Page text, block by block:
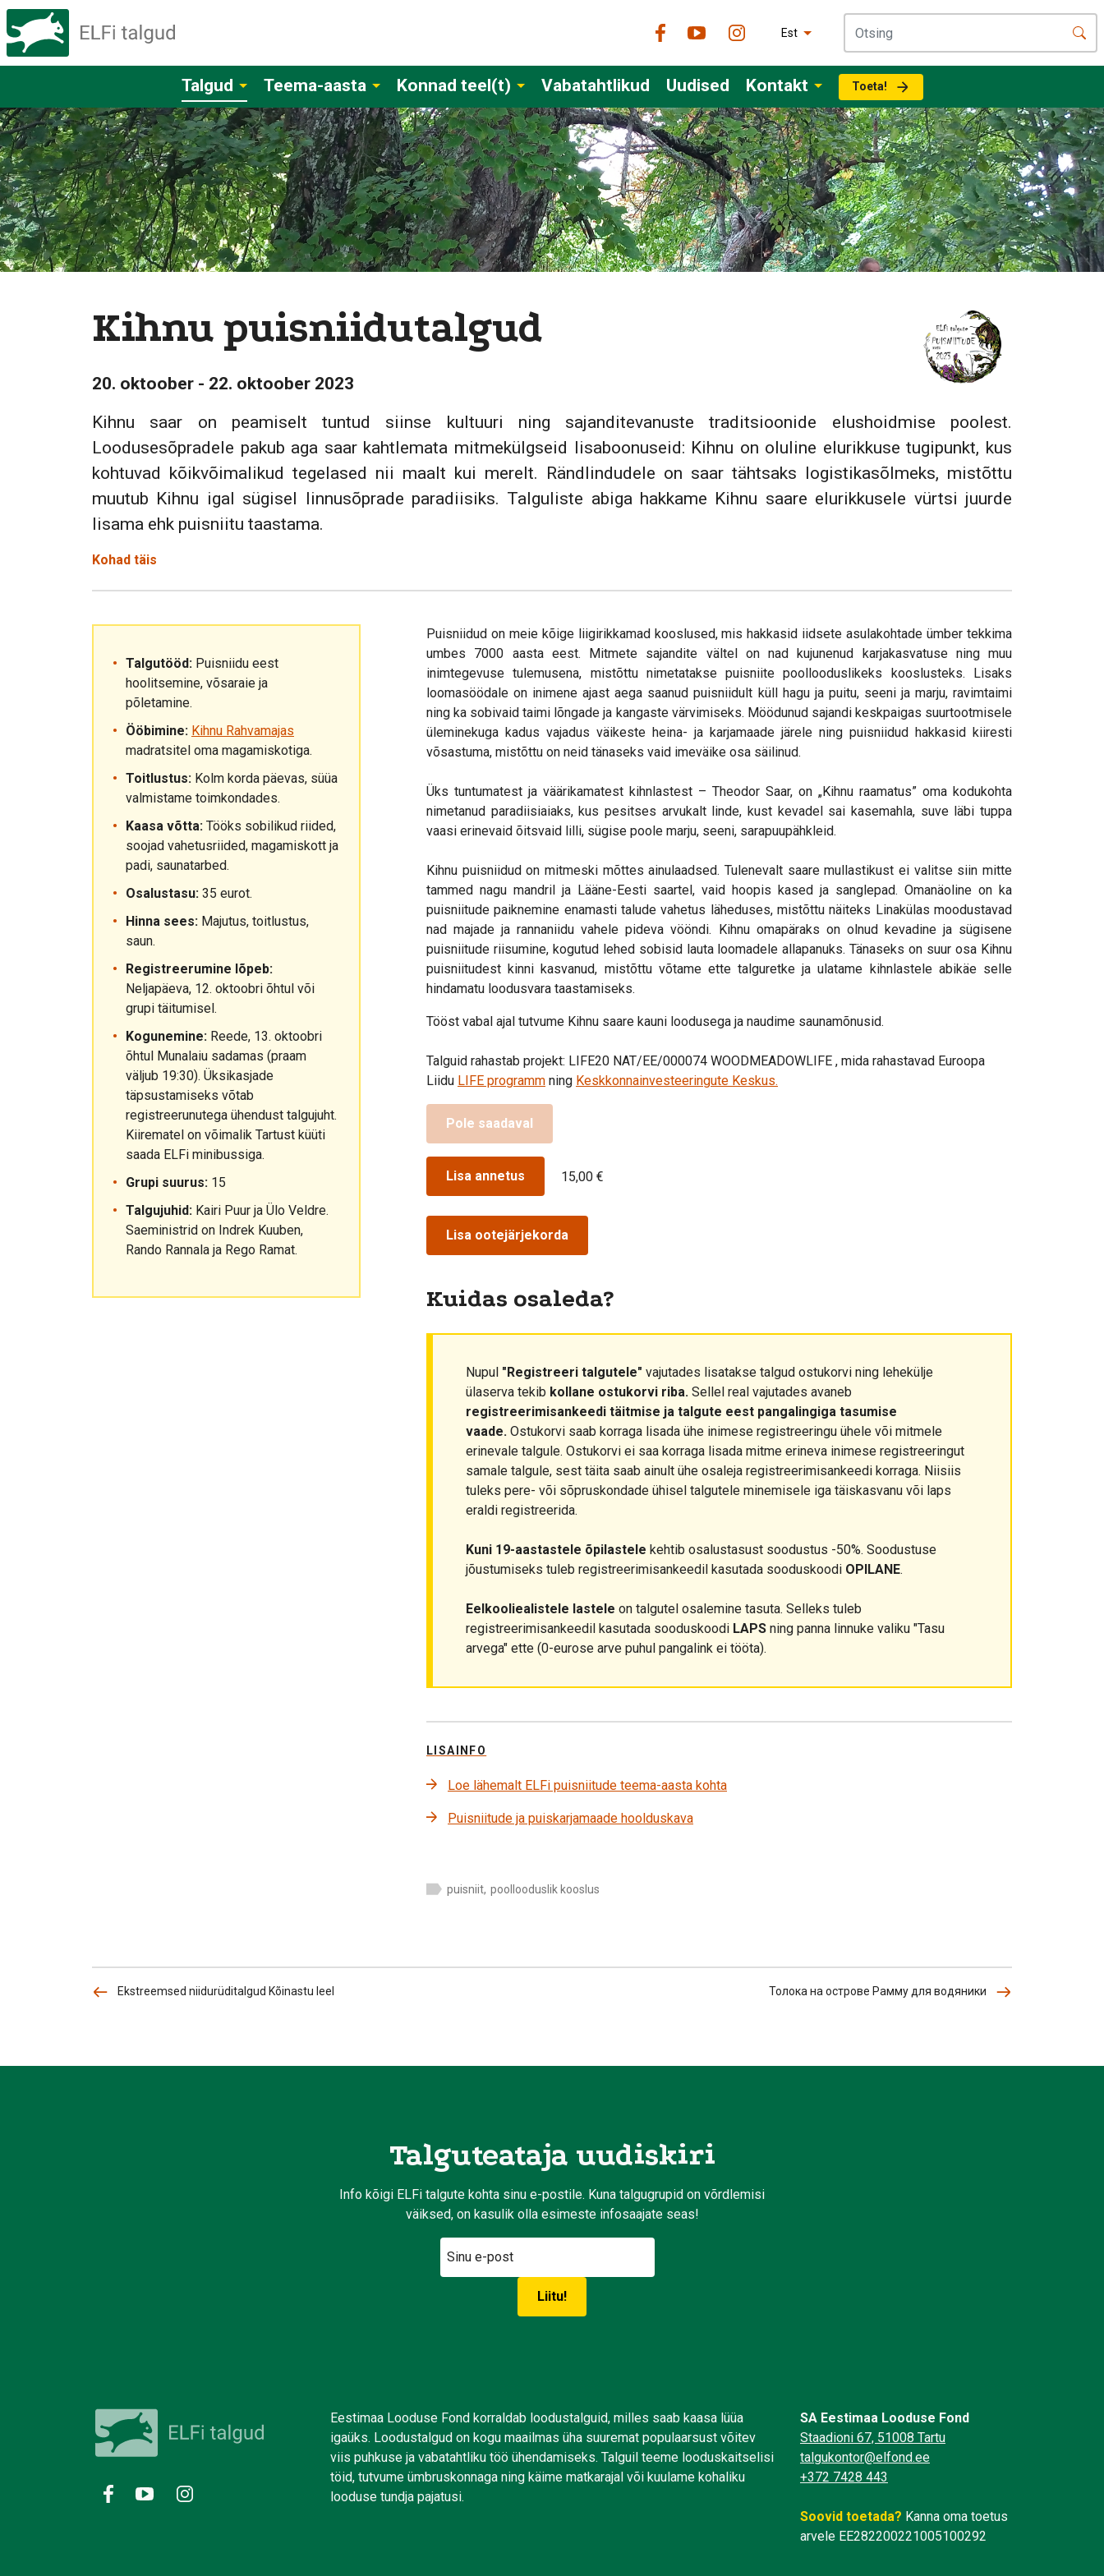
Est
Talgud Teema-aasta Konnad teel(t) Vabatahtlikud Uudised Kontakt Toeta!
Kihnu puisniidutalgud
20. oktoober - 22. oktoober 2023
Kihnu saar on peamiselt tuntud siinse kultuuri ning sajanditevanuste traditsioonide elushoidmise poolest.
Loodusesõpradele pakub aga saar kahtlemata mitmekülgseid lisaboonuseid: Kihnu on oluline elurikkuse tugipunkt, kus
kohtuvad kõikvõimalikud tegelased nii maalt kui merelt. Rändlindudele on saar tähtsaks logistikasõlmeks, mistõttu
muutub Kihnu igal sügisel linnusõprade paradiisiks. Talguliste abiga hakkame Kihnu saare elurikkusele vürtsi juurde
lisama ehk puisniitu taastama.
Kohad täis
Talgutööd: Puisniidu eest
hoolitsemine, võsaraie ja
põletamine.
Ööbimine: Kihnu Rahvamajas
madratsitel oma magamiskotiga.
Toitlustus: Kolm korda päevas, süüa
valmistame toimkondades.
Kaasa võtta: Tööks sobilikud riided,
soojad vahetusriided, magamiskott ja
padi, saunatarbed.
Osalustasu: 35 eurot.
Hinna sees: Majutus, toitlustus,
saun.
Registreerumine lõpeb:
Neljapäeva, 12. oktoobri õhtul või
grupi täitumisel.
Kogunemine: Reede, 13. oktoobri
õhtul Munalaiu sadamas (praam
väljub 19:30). Üksikasjade
täpsustamiseks võtab
registreerunutega ühendust talgujuht.
Kiirematel on võimalik Tartust küüti
saada ELFi minibussiga.
Grupi suurus: 15
Talgujuhid: Kairi Puur ja Ülo Veldre.
Saeministrid on Indrek Kuuben,
Rando Rannala ja Rego Ramat.
Puisniidud on meie kõige liigirikkamad kooslused, mis hakkasid iidsete asulakohtade ümber tekkima
umbes 7000 aasta eest. Mitmete sajandite vältel on nad kujunenud karjakasvatuse ning muu
inimtegevuse tulemusena, mistõttu nimetatakse puisniite poollooduslikeks kooslusteks. Lisaks
loomasöödale on inimene ajast aega saanud puisniidult küll hagu ja puitu, seeni ja marju, ravimtaimi
ning ka sobivaid taimi lõngade ja kangaste värvimiseks. Möödunud sajandi keskpaigas suurtootmisele
üleminekuga kadus vajadus väikeste heina- ja karjamaade järele ning puisniidud hakkasid kiiresti
võsastuma, mistõttu on neid tänaseks vaid imeväike osa säilinud.
Üks tuntumatest ja väärikamatest kihnlastest – Theodor Saar, on „Kihnu raamatus” oma kodukohta
nimetanud paradiisiaiaks, kus pesitses arvukalt linde, kust kevadel sai kasemahla, suve läbi tuppa
vaasi erinevaid õitsvaid lilli, sügise poole marju, seeni, sarapuupähkleid.
Kihnu puisniidud on mitmeski mõttes ainulaadsed. Tulenevalt saare mullastikust ei valitse siin mitte
tammed nagu mandril ja Lääne-Eesti saartel, vaid hoopis kased ja sanglepad. Omanäoline on ka
puisniitude paiknemine enamasti talude vahetus läheduses, mistõttu näiteks Linakülas moodustavad
nad majade ja rannaniidu vahele pideva vööndi. Kihnu omapäraks on olnud kevadine ja sügisene
puisniitude riisumine, kogutud lehed sobisid lauta loomadele allapanuks. Tänaseks on suur osa Kihnu
puisniitudest kinni kasvanud, mistõttu võtame ette talguretke ja ulatame kihnlastele abikäe selle
hindamatu loodusvara taastamiseks.
Tööst vabal ajal tutvume Kihnu saare kauni loodusega ja naudime saunamõnusid.
Talguid rahastab projekt: LIFE20 NAT/EE/000074 WOODMEADOWLIFE , mida rahastavad Euroopa
Liidu LIFE programm ning Keskkonnainvesteeringute Keskus.
Pole saadaval
Lisa annetus 15,00 €
Lisa ootejärjekorda
Kuidas osaleda?
Nupul "Registreeri talgutele" vajutades lisatakse talgud ostukorvi ning lehekülje
ülaserva tekib kollane ostukorvi riba. Sellel real vajutades avaneb
registreerimisankeedi täitmise ja talgute eest pangalingiga tasumise
vaade. Ostukorvi saab korraga lisada ühe inimese registreeringu ühele või mitmele
erinevale talgule. Ostukorvi ei saa korraga lisada mitme erineva inimese registreeringut
samale talgule, sest täita saab ainult ühe osaleja registreerimisankeedi korraga. Niisiis
tuleks pere- või sõpruskondade ühisel talgutele minemisele iga täiskasvanu või laps
eraldi registreerida.
Kuni 19-aastastele õpilastele kehtib osalustasust soodustus -50%. Soodustuse
jõustumiseks tuleb registreerimisankeedil kasutada sooduskoodi OPILANE.
Eelkooliealistele lastele on talgutel osalemine tasuta. Selleks tuleb
registreerimisankeedil kasutada sooduskoodi LAPS ning panna linnuke valiku "Tasu
arvega" ette (0-eurose arve puhul pangalink ei tööta).
LISAINFO
Loe lähemalt ELFi puisniitude teema-aasta kohta
Puisniitude ja puiskarjamaade hoolduskava
puisniit, poollooduslik kooslus
Ekstreemsed niidurüditalgud Kõinastu leel Толока на острове Рамму для водяники
Talguteataja uudiskiri
Info kõigi ELFi talgute kohta sinu e-postile. Kuna talgugrupid on võrdlemisi
väiksed, on kasulik olla esimeste infosaajate seas!
Eestimaa Looduse Fond korraldab loodustalguid, milles saab kaasa lüüa
igaüks. Loodustalgud on kogu maailmas üha suuremat populaarsust võitev
viis puhkuse ja vabatahtliku töö ühendamiseks. Talguil teeme looduskaitselisi
töid, tutvume ümbruskonnaga ning käime matkarajal või kuulame kohaliku
looduse tundja pajatusi.
SA Eestimaa Looduse Fond
Staadioni 67, 51008 Tartu
talgukontor@elfond.ee
+372 7428 443
Soovid toetada? Kanna oma toetus
arvele EE282200221005100292